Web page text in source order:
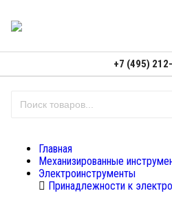
+7 (495)
Главная
Механизированные
Электроинструменты
Принадлежности к